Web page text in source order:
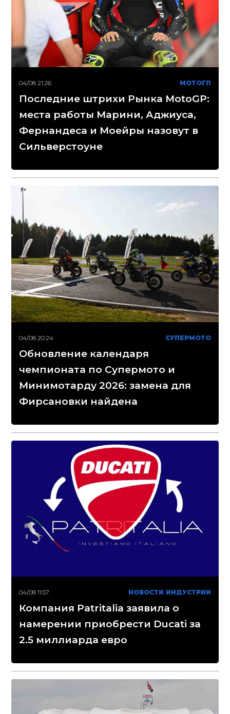
04/08 21:26 МОТОГП
Последние штрихи Рынка MotoGP:
места работы Марини, Аджиуса,
Фернандеса и Моейры назовут в
Сильверстоуне
04/08 20:24 СУПЕРМОТО
Обновление календаря
чемпионата по Супермото и
Минимотарду 2026: замена для
Фирсановки найдена
04/08 11:57 НОВОСТИ ИНДУСТРИИ
Компания Patritalia заявила о
намерении приобрести Ducati за
2.5 миллиарда евро